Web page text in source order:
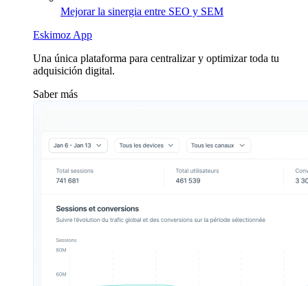
Mejorar la sinergia entre SEO y SEM
Eskimoz App
Una única plataforma para centralizar y optimizar toda tu
adquisición digital.
Saber más